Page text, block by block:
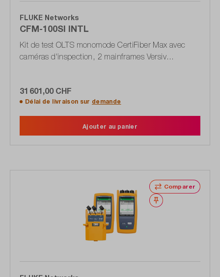
FLUKE Networks
CFM-100SI INTL
Kit de test OLTS monomode CertiFiber Max avec
caméras d'inspection, 2 mainframes Versiv
31 601,00 CHF
Délai de livraison sur demande
Ajouter au panier
Comparer
Noter